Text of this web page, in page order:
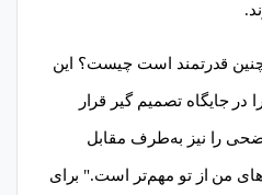
قدرتمند است چیست؟ این
در جایگاه تصمیم گیر قرار
را نیز به‌طرف مقابل
من از تو مهم‌تر است." برای